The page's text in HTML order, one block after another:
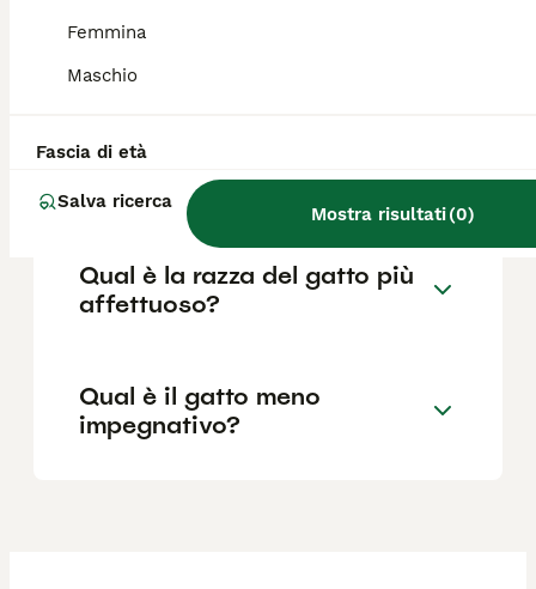
Femmina
Maschio
Fascia di età
Salva ricerca
Mostra risultati(0)
prezzo più elevato e spesso richiede liste
d'attesa.
Qual è il carattere del gatto
d'Angora turco?
Qual è la razza del gatto più
affettuoso?
Qual è il gatto meno
impegnativo?